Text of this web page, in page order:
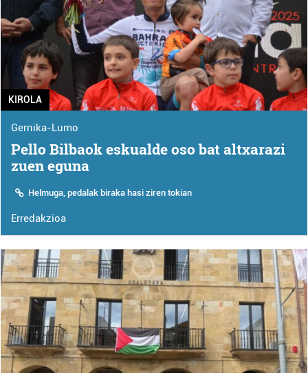
KIROLA
Gernika-Lumo
Pello Bilbaok eskualde oso bat altxarazi
zuen eguna
Helmuga, pedalak biraka hasi ziren tokian
Erredakzioa